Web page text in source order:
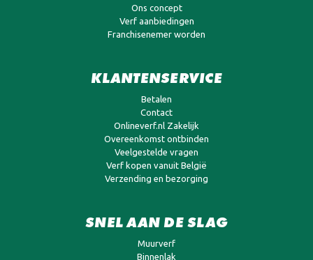
Ons concept
Verf aanbiedingen
Franchisenemer worden
KLANTENSERVICE
Betalen
Contact
Onlineverf.nl Zakelijk
Overeenkomst ontbinden
Veelgestelde vragen
Verf kopen vanuit België
Verzending en bezorging
SNEL AAN DE SLAG
Muurverf
Binnenlak